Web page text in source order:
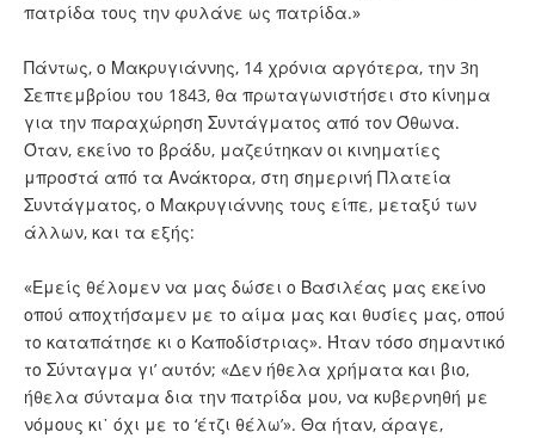
πατρίδα τους την φυλάνε ως πατρίδα.»
Πάντως, ο Μακρυγιάννης, 14 χρόνια αργότερα, την 3η
Σεπτεμβρίου του 1843, θα πρωταγωνιστήσει στο κίνημα
για την παραχώρηση Συντάγματος από τον Όθωνα.
Όταν, εκείνο το βράδυ, μαζεύτηκαν οι κινηματίες
μπροστά από τα Ανάκτορα, στη σημερινή Πλατεία
Συντάγματος, ο Μακρυγιάννης τους είπε, μεταξύ των
άλλων, και τα εξής:
«Εμείς θέλομεν να μας δώσει ο Βασιλέας μας εκείνο
οπού αποχτήσαμεν με το αίμα μας και θυσίες μας, οπού
το καταπάτησε κι ο Καποδίστριας». Ήταν τόσο σημαντικό
το Σύνταγμα γι’ αυτόν; «Δεν ήθελα χρήματα και βιο,
ήθελα σύνταμα δια την πατρίδα μου, να κυβερνηθή με
νόμους κι᾿ όχι με το ‘έτζι θέλω’». Θα ήταν, άραγε,